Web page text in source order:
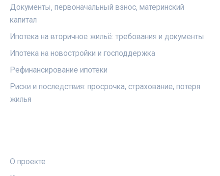
Документы, первоначальный взнос, материнский
капитал
Ипотека на вторичное жильё: требования и документы
Ипотека на новостройки и господдержка
Рефинансирование ипотеки
Риски и последствия: просрочка, страхование, потеря
жилья
О проекте